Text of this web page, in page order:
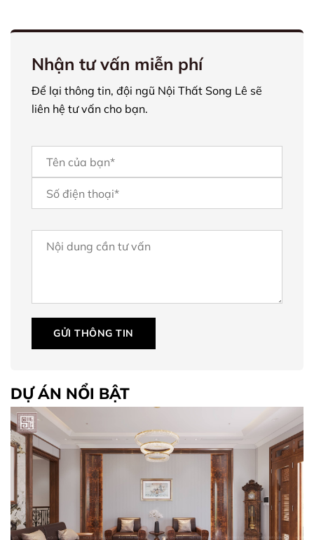
Nhận tư vấn miễn phí
Để lại thông tin, đội ngũ Nội Thất Song Lê sẽ
liên hệ tư vấn cho bạn.
GỬI THÔNG TIN
DỰ ÁN NỔI BẬT